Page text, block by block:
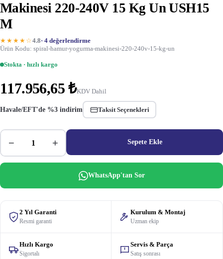
Makinesi 220-240V 15 Kg Un USH15
M
★★★★☆4.8· 4 değerlendirme
Ürün Kodu: spiral-hamur-yogurma-makinesi-220-240v-15-kg-un
Stokta · hızlı kargo
117.956,65 ₺KDV Dahil
Havale/EFT'de %3 indirim Taksit Seçenekleri
− + Sepete Ekle
WhatsApp'tan Sor
2 Yıl Garanti
Resmi garanti
Kurulum & Montaj
Uzman ekip
Hızlı Kargo
Sigortalı
Servis & Parça
Satış sonrası